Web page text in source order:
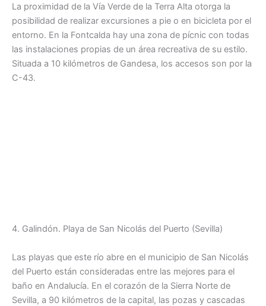
La proximidad de la Vía Verde de la Terra Alta otorga la
posibilidad de realizar excursiones a pie o en bicicleta por el
entorno. En la Fontcalda hay una zona de pícnic con todas
las instalaciones propias de un área recreativa de su estilo.
Situada a 10 kilómetros de Gandesa, los accesos son por la
C-43.
4. Galindón. Playa de San Nicolás del Puerto (Sevilla)
Las playas que este río abre en el municipio de San Nicolás
del Puerto están consideradas entre las mejores para el
baño en Andalucía. En el corazón de la Sierra Norte de
Sevilla, a 90 kilómetros de la capital, las pozas y cascadas